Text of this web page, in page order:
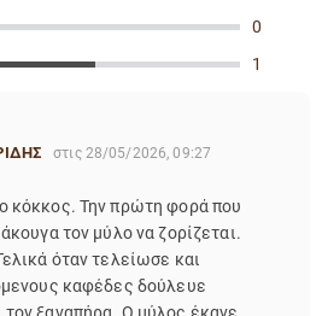
0
1
στις 28/05/2026, 09:27
κόκκος. Την πρώτη φορά που
τον μύλο να ζορίζεται.
όταν τελείωσε και
καφέδες δούλευε